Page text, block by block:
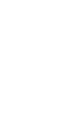
買
売
店
会
採